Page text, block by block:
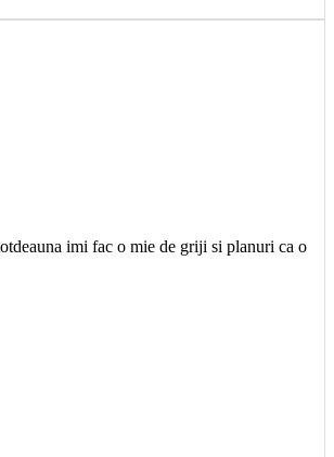
imi fac o mie de griji si planuri ca o